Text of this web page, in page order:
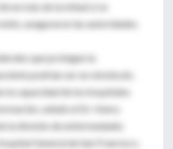
en más de la mitad si se
aseguraron las autoridades.
que protegen la
podrían ser un obstáculo,
la capacidad de los hospitales
señaló el Dr. Henry
la división de enfermedades
General de San Francisco,